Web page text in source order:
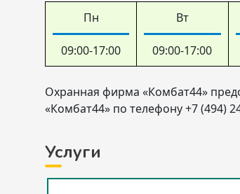
Пн
09:00-17:00
Вт
09:00-17:00
Охранная фирма «Комбат44»
«Комбат44» по телефону +7 (494)
Услуги